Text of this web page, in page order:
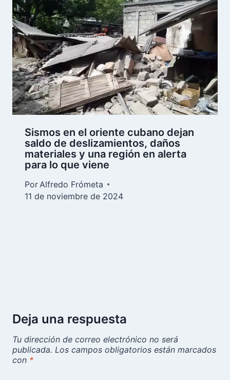
Sismos en el oriente cubano dejan
saldo de deslizamientos, daños
materiales y una región en alerta
para lo que viene
Por Alfredo Frómeta
11 de noviembre de 2024
Deja una respuesta
Tu dirección de correo electrónico no será
publicada. Los campos obligatorios están marcados
con *